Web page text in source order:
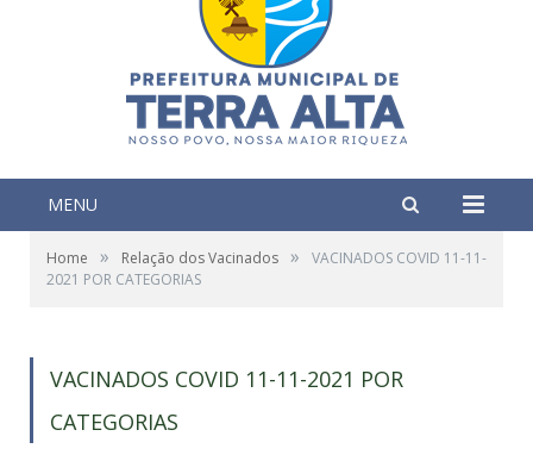
MENU
Home » Relação dos Vacinados »
VACINADOS COVID 11-11-
2021 POR CATEGORIAS
VACINADOS COVID 11-11-2021 POR
CATEGORIAS